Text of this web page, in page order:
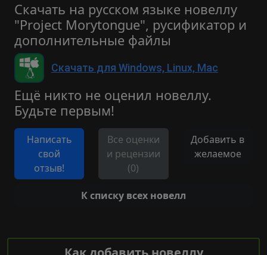
Скачать на русском языке новеллу
"Project Morytongue", русификатор и
дополнительные файлы
Скачать для Windows, Linux, Mac
Ещё никто не оценил новеллу.
Будьте первым!
Написать
свой
отзыв!
Все оценки
и рецензии
(0)
Добавить в
желаемое
К списку всех новелл